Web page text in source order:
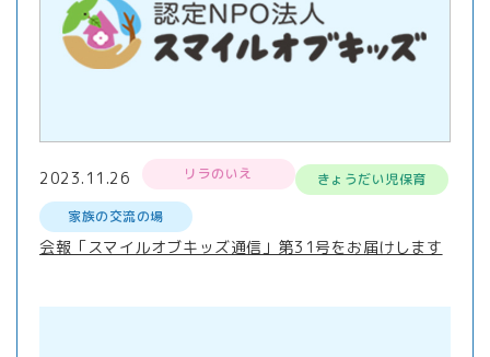
2023.11.26 リラのいえ
きょうだい児保育
家族の交流の場
会報「スマイルオブキッズ通信」第31号をお届けします